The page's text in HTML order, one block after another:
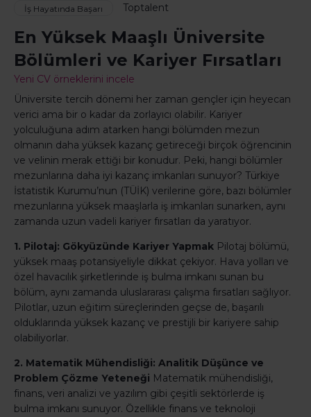
İş Hayatında Başarı Toptalent
En Yüksek Maaşlı Üniversite
Bölümleri ve Kariyer Fırsatları
Yeni CV örneklerini incele
Üniversite tercih dönemi her zaman gençler için heyecan
verici ama bir o kadar da zorlayıcı olabilir. Kariyer
yolculuğuna adım atarken hangi bölümden mezun
olmanın daha yüksek kazanç getireceği birçok öğrencinin
ve velinin merak ettiği bir konudur. Peki, hangi bölümler
mezunlarına daha iyi kazanç imkanları sunuyor? Türkiye
İstatistik Kurumu’nun (TÜİK) verilerine göre, bazı bölümler
mezunlarına yüksek maaşlarla iş imkanları sunarken, aynı
zamanda uzun vadeli kariyer fırsatları da yaratıyor.
1. Pilotaj: Gökyüzünde Kariyer Yapmak Pilotaj bölümü,
yüksek maaş potansiyeliyle dikkat çekiyor. Hava yolları ve
özel havacılık şirketlerinde iş bulma imkanı sunan bu
bölüm, aynı zamanda uluslararası çalışma fırsatları sağlıyor.
Pilotlar, uzun eğitim süreçlerinden geçse de, başarılı
olduklarında yüksek kazanç ve prestijli bir kariyere sahip
olabiliyorlar.
2. Matematik Mühendisliği: Analitik Düşünce ve
Problem Çözme Yeteneği Matematik mühendisliği,
finans, veri analizi ve yazılım gibi çeşitli sektörlerde iş
bulma imkanı sunuyor. Özellikle finans ve teknoloji